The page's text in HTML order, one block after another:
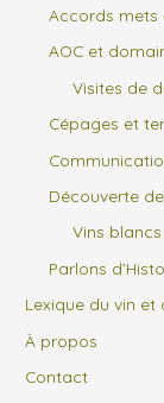
Accords mets
AOC et
Visites de
Cépages et
Découverte
Vins
Parlons
Lexique du vin et
À propos
Contact